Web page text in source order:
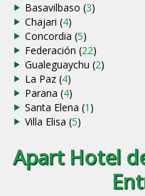
Basavilbaso (3)
Chajari (4)
Concordia (5)
Federación (22)
Gualeguaychu (2)
La Paz (4)
Parana (4)
Santa Elena (1 )
Villa Elisa (5)
Apart Hotel